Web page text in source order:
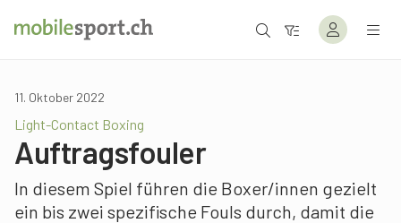
11. Oktober 2022
Light-Contact Boxing
Auftragsfouler
In diesem Spiel führen die Boxer/innen gezielt
ein bis zwei spezifische Fouls durch, damit die